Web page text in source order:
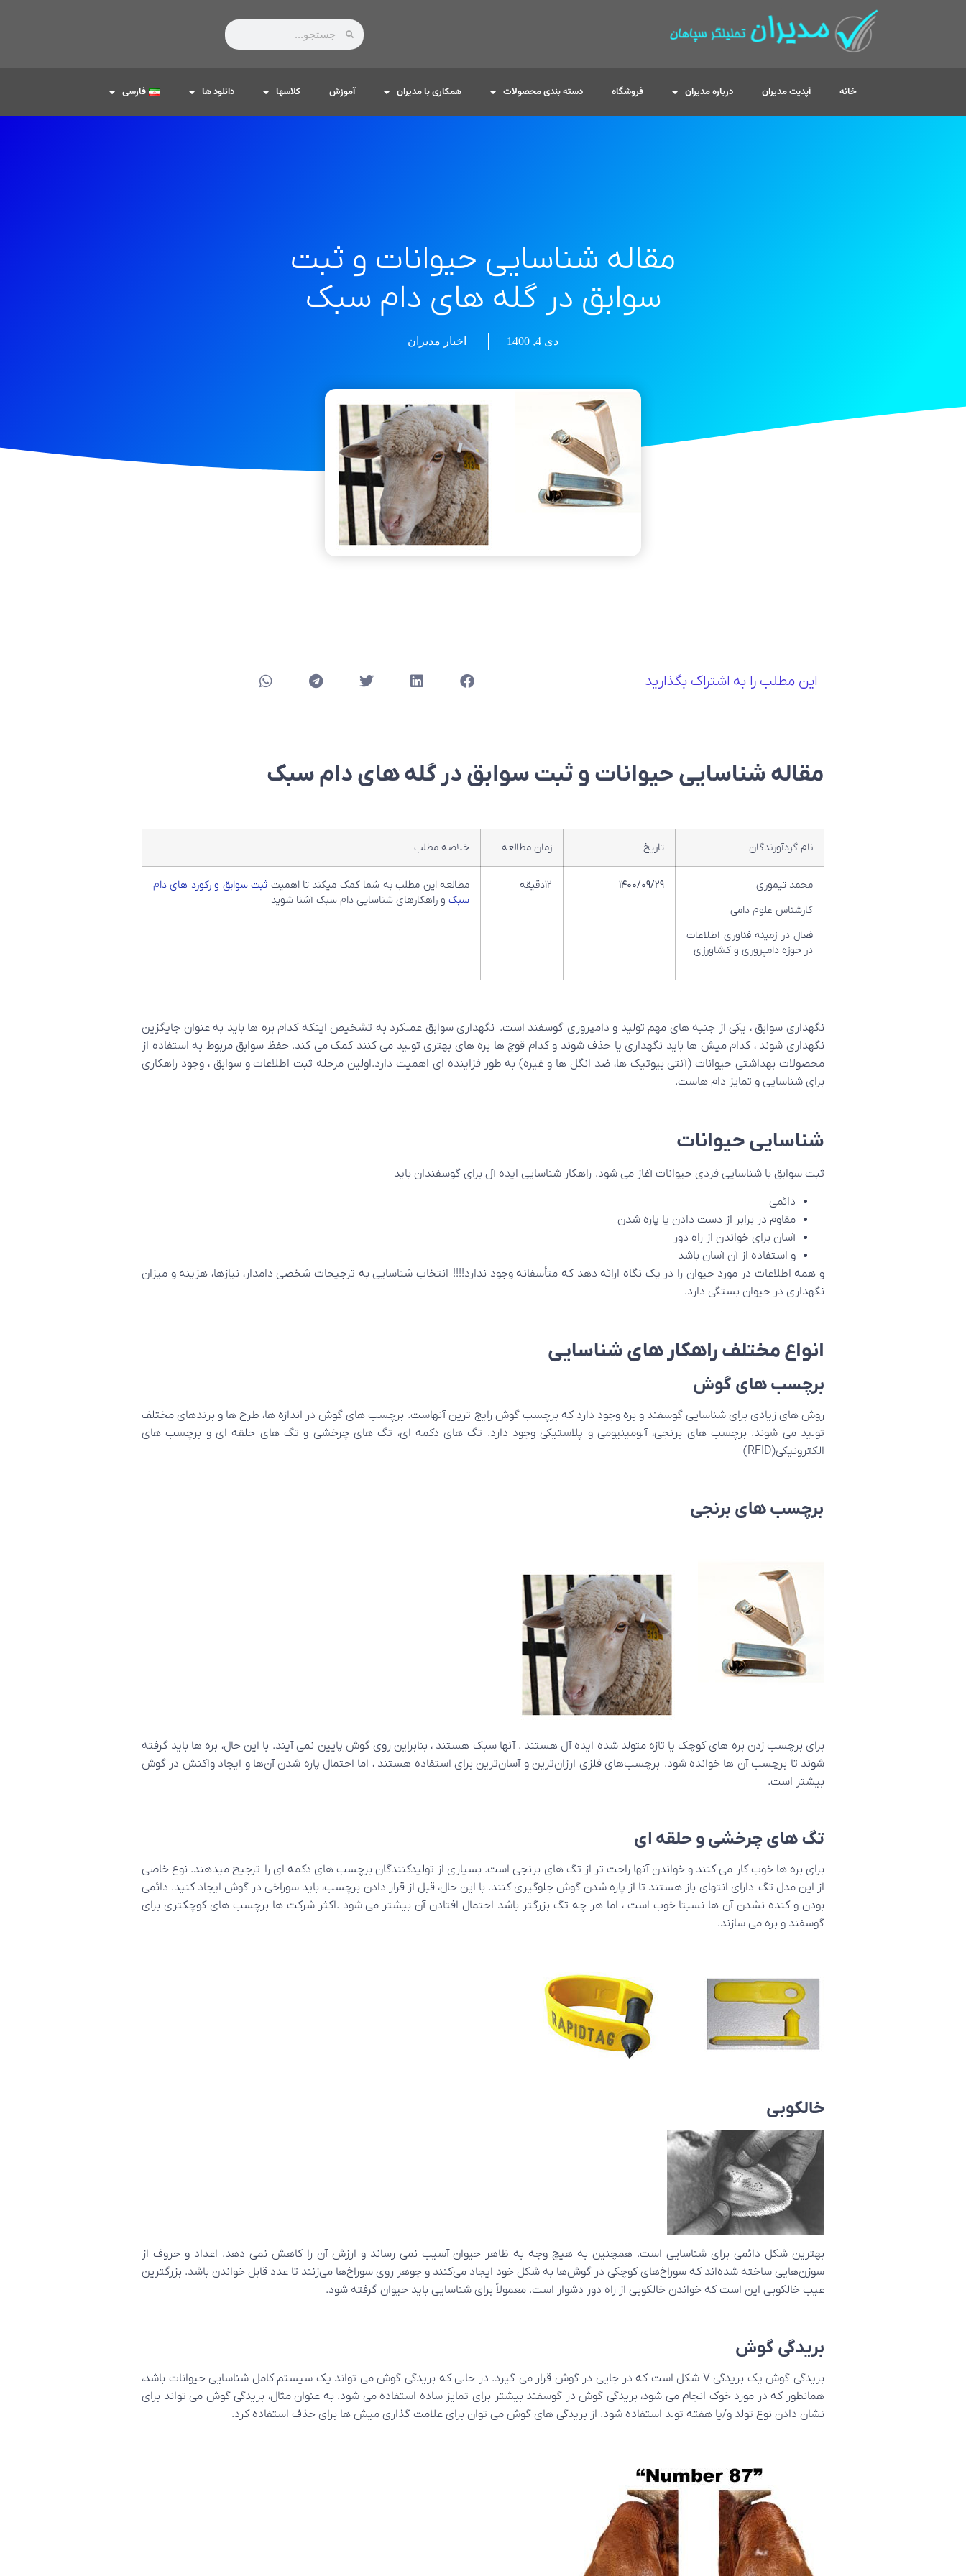
خانه آپدیت مدیران درباره مدیران فروشگاه دسته بندی محصولات همکاری با مدیران آموزش کلاسها دانلود ها فارسی
مقاله شناسایی حیوانات و ثبت
سوابق در گله های دام سبک
دی 4, 1400 اخبار مديران
این مطلب را به اشتراک بگذارید
مقاله شناسایی حیوانات و ثبت سوابق در گله های دام سبک
نام گردآورندگان تاریخ زمان مطالعه خلاصه مطلب
محمد تیموری
کارشناس علوم دامی
فعال در زمینه فناوری اطلاعات
در حوزه دامپروری و کشاورزی
۱۴۰۰/۰۹/۲۹ ۱۲دقیقه مطالعه این مطلب به شما کمک میکند تا اهمیت ثبت سوابق و رکورد های دام
سبک و راهکارهای شناسایی دام سبک آشنا شوید
نگهداری سوابق ، یکی از جنبه های مهم تولید و دامپروری گوسفند است. نگهداری سوابق عملکرد به تشخیص اینکه کدام بره ها باید به عنوان جایگزین
نگهداری شوند ، کدام میش ها باید نگهداری یا حذف شوند و کدام قوچ ها بره های بهتری تولید می کنند کمک می کند. حفظ سوابق مربوط به استفاده از
محصولات بهداشتی حیوانات (آنتی بیوتیک ها، ضد انگل ها و غیره) به طور فزاینده ای اهمیت دارد.اولین مرحله ثبت اطلاعات و سوابق ، وجود راهکاری
برای شناسایی و تمایز دام هاست.
شناسایی حیوانات
ثبت سوابق با شناسایی فردی حیوانات آغاز می شود. راهکار شناسایی ایده آل برای گوسفندان باید
دائمی
مقاوم در برابر از دست دادن یا پاره شدن
آسان برای خواندن از راه دور
و استفاده از آن آسان باشد
و همه اطلاعات در مورد حیوان را در یک نگاه ارائه دهد که متأسفانه وجود ندارد!!!! انتخاب شناسایی به ترجیحات شخصی دامدار، نیازها، هزینه و میزان
نگهداری در حیوان بستگی دارد.
انواع مختلف راهکار های شناسایی
برچسب های گوش
روش های زیادی برای شناسایی گوسفند و بره وجود دارد که برچسب گوش رایج ترین آنهاست. برچسب های گوش در اندازه ها، طرح ها و برندهای مختلف
تولید می شوند. برچسب های برنجی، آلومینیومی و پلاستیکی وجود دارد. تگ های دکمه ای، تگ های چرخشی و تگ های حلقه ای و برچسب های
الکترونیکی(RFID)
برچسب های برنجی
برای برچسب زدن بره های کوچک یا تازه متولد شده ایده آل هستند . آنها سبک هستند ، بنابراین روی گوش پایین نمی آیند. با این حال، بره ها باید گرفته
شوند تا برچسب آن ها خوانده شود. برچسب‌های فلزی ارزان‌ترین و آسان‌ترین برای استفاده هستند ، اما احتمال پاره شدن آن‌ها و ایجاد واکنش در گوش
بیشتر است.
تگ های چرخشی و حلقه ای
برای بره ها خوب کار می کنند و خواندن آنها راحت تر از تگ های برنجی است. بسیاری از تولیدکنندگان برچسب های دکمه ای را ترجیح میدهند. نوع خاصی
از این مدل تگ دارای انتهای باز هستند تا از پاره شدن گوش جلوگیری کنند. با این حال، قبل از قرار دادن برچسب، باید سوراخی در گوش ایجاد کنید. دائمی
بودن و کنده نشدن آن ها نسبتا خوب است ، اما هر چه تگ بزرگتر باشد احتمال افتادن آن بیشتر می شود .اکثر شرکت ها برچسب های کوچکتری برای
گوسفند و بره می سازند.
خالکوبی
بهترین شکل دائمی برای شناسایی است. همچنین به هیچ وجه به ظاهر حیوان آسیب نمی رساند و ارزش آن را کاهش نمی دهد. اعداد و حروف از
سوزن‌هایی ساخته شده‌اند که سوراخ‌های کوچکی در گوش‌ها به شکل خود ایجاد می‌کنند و جوهر روی سوراخ‌ها می‌زنند تا عدد قابل خواندن باشد. بزرگترین
عیب خالکوبی این است که خواندن خالکوبی از راه دور دشوار است. معمولاً برای شناسایی باید حیوان گرفته شود.
بریدگی گوش
بریدگی گوش یک بریدگی V شکل است که در جایی در گوش قرار می گیرد. در حالی که بریدگی گوش می تواند یک سیستم کامل شناسایی حیوانات باشد،
همانطور که در مورد خوک انجام می شود، بریدگی گوش در گوسفند بیشتر برای تمایز ساده استفاده می شود. به عنوان مثال، بریدگی گوش می تواند برای
نشان دادن نوع تولد و/یا هفته تولد استفاده شود. از بریدگی های گوش می توان برای علامت گذاری میش ها برای حذف استفاده کرد.